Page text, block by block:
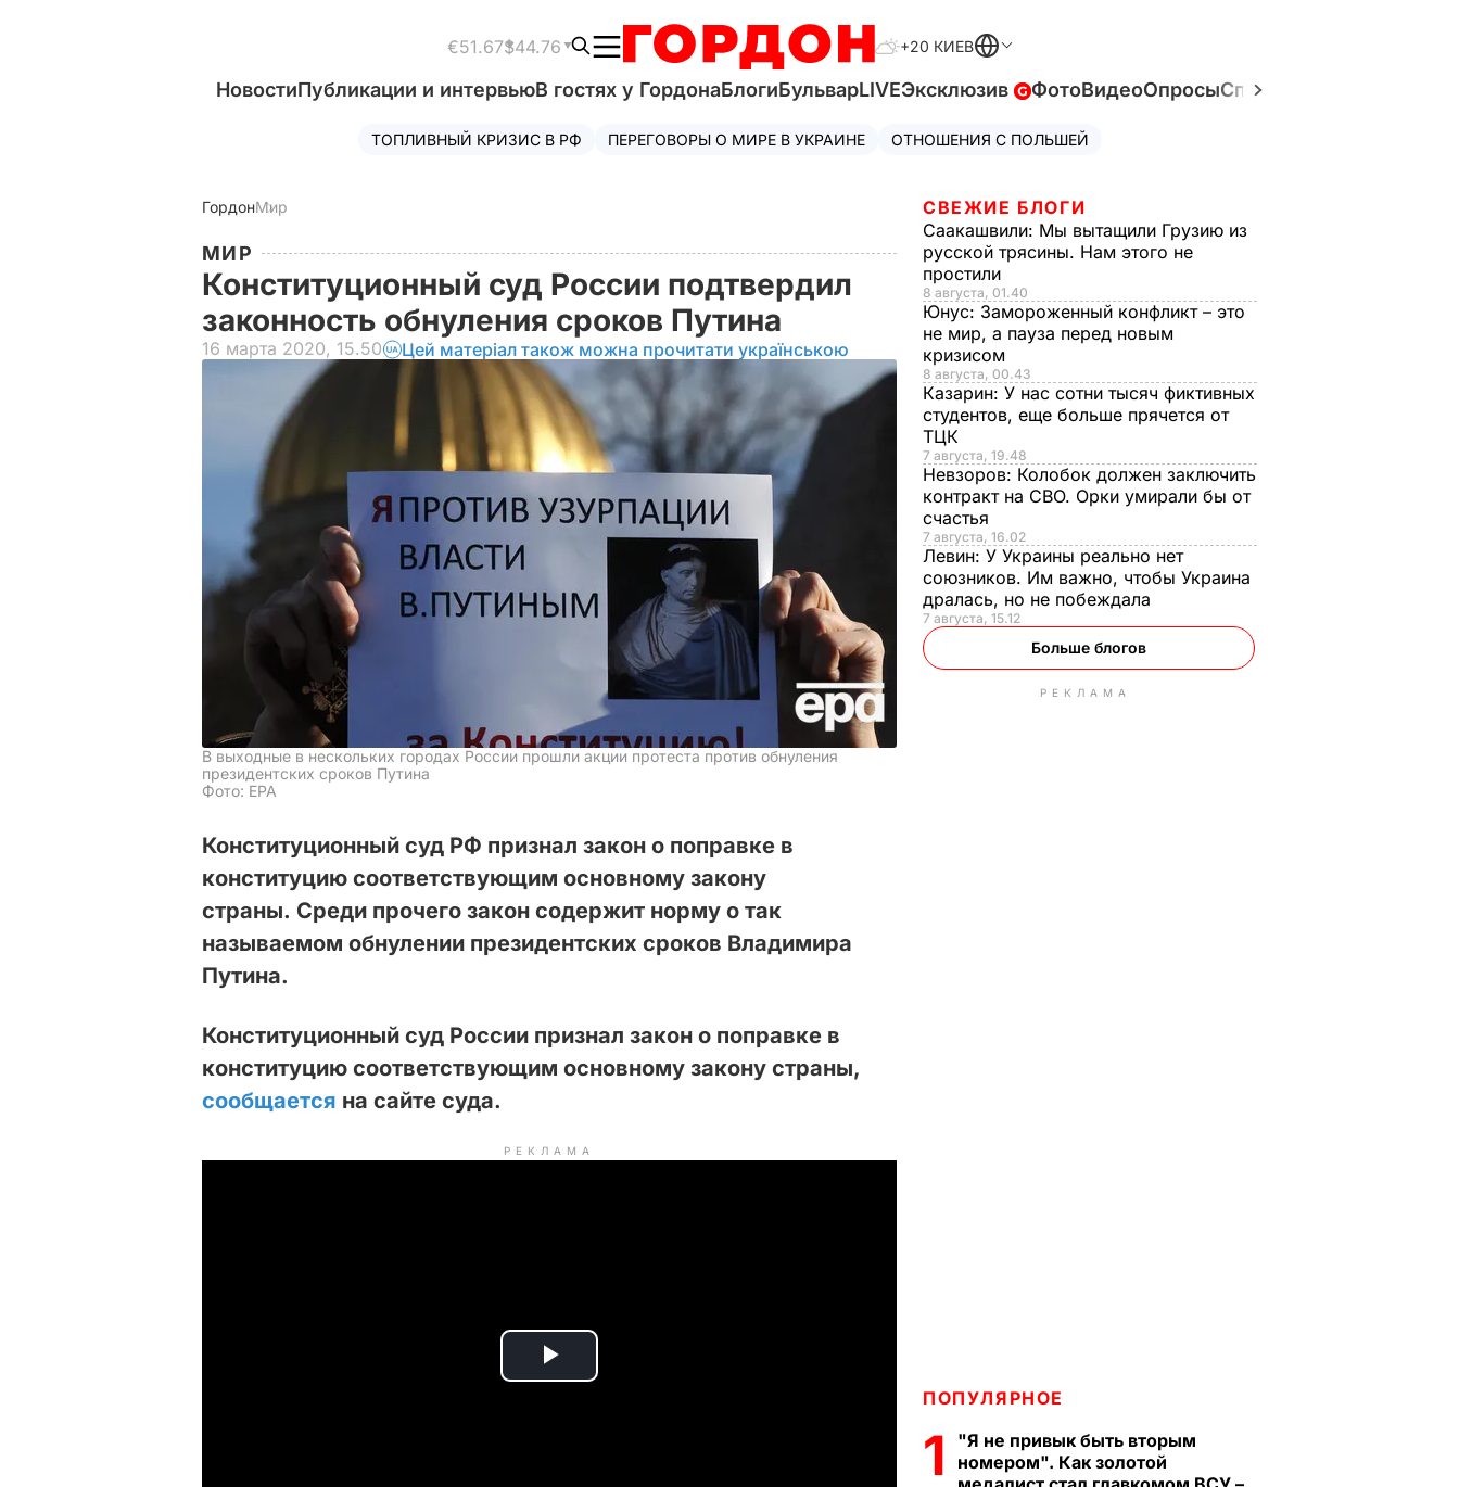
€51.67$44.76 +20 КИЕВ
НовостиПубликации и интервьюВ гостях у ГордонаБлогиБульварLIVEЭксклюзив ФотоВидеоОпросыСпецпроекты
ТОПЛИВНЫЙ КРИЗИС В РФ ПЕРЕГОВОРЫ О МИРЕ В УКРАИНЕ ОТНОШЕНИЯ С ПОЛЬШЕЙ
ГордонМир
МИР
Конституционный суд России подтвердил
законность обнуления сроков Путина
16 марта 2020, 15.50 Цей матеріал також можна прочитати українською
В выходные в нескольких городах России прошли акции протеста против обнуления
президентских сроков Путина
Фото: EPA
Конституционный суд РФ признал закон о поправке в
конституцию соответствующим основному закону
страны. Среди прочего закон содержит норму о так
называемом обнулении президентских сроков Владимира
Путина.
Конституционный суд России признал закон о поправке в
конституцию соответствующим основному закону страны,
сообщается на сайте суда.
РЕКЛАМА
P
СВЕЖИЕ БЛОГИ
Саакашвили: Мы вытащили Грузию из
русской трясины. Нам этого не
простили
8 августа, 01.40
Юнус: Замороженный конфликт – это
не мир, а пауза перед новым
кризисом
8 августа, 00.43
Казарин: У нас сотни тысяч фиктивных
студентов, еще больше прячется от
ТЦК
7 августа, 19.48
Невзоров: Колобок должен заключить
контракт на СВО. Орки умирали бы от
счастья
7 августа, 16.02
Левин: У Украины реально нет
союзников. Им важно, чтобы Украина
дралась, но не побеждала
7 августа, 15.12
Больше блогов
РЕКЛАМА
ПОПУЛЯРНОЕ
1
"Я не привык быть вторым
номером". Как золотой